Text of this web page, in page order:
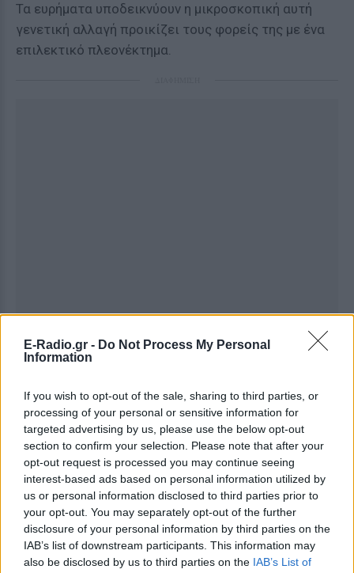
E-Radio.gr - Do Not Process My Personal
Information
If you wish to opt-out of the sale, sharing to third parties, or
processing of your personal or sensitive information for
targeted advertising by us, please use the below opt-out
section to confirm your selection. Please note that after your
opt-out request is processed you may continue seeing
interest-based ads based on personal information utilized by
us or personal information disclosed to third parties prior to
your opt-out. You may separately opt-out of the further
disclosure of your personal information by third parties on the
IAB’s list of downstream participants. This information may
also be disclosed by us to third parties on the IAB’s List of
Τα ευρήματα υποδεικνύουν η μικροσκοπική αυτή
γενετική αλλαγή προικίζει τους φορείς της με ένα
επιλεκτικό πλεονέκτημα.
Ακολουθήστε το E-Radio.gr στοGoogle News
και μάθετε πρώτοιτα πιο hot νέα.
Εσύ μπήκες στο E-Daily.gr; Τα νέα της ημέρας
και ότι σου κάνει κλικ!
Ακολουθήστε το E-Radio.gr και στο Instagram